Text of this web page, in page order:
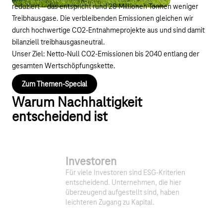
reduziert – das entspricht rund 28 Millionen Tonnen weniger
Treibhausgase. Die verbleibenden Emissionen gleichen wir
durch hochwertige CO2-Entnahmeprojekte aus und sind damit
bilanziell treibhausgasneutral.
Unser Ziel: Netto‑Null CO2-Emissionen bis 2040 entlang der
gesamten Wertschöpfungskette.
Zum Themen-Special
Warum Nachhaltigkeit
entscheidend ist
Investoren
Für viele Investoren sind ESG-Kriterien
entscheidend. Unternehmen, die hier
überzeugend aufgestellt sind, haben
leichteren Zugang zu Kapital.